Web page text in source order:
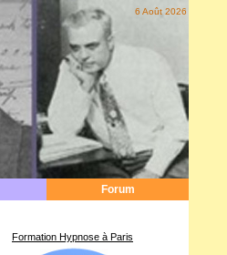
6 Août 2026
Forum
Formation Hypnose à Paris